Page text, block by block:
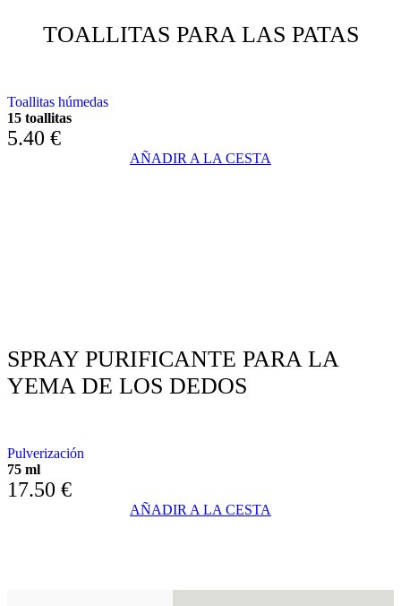
TOALLITAS PARA LAS PATAS
Toallitas húmedas
15 toallitas
5.40 €
AÑADIR A LA CESTA
SPRAY PURIFICANTE PARA LA
YEMA DE LOS DEDOS
Pulverización
75 ml
17.50 €
AÑADIR A LA CESTA